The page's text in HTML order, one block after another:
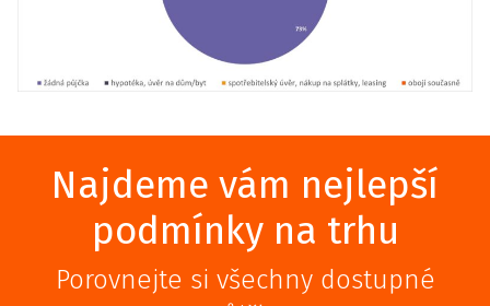
Najdeme vám nejlepší
podmínky na trhu
Porovnejte si všechny dostupné